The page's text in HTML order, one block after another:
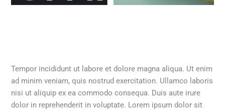
Tempor incididunt ut labore et dolore magna aliqua. Ut enim
ad minim veniam, quis nostrud exercitation. Ullamco laboris
nisi ut aliquip ex ea commodo consequa. Duis aute irure
dolor in reprehenderit in voluptate. Lorem ipsum dolor sit